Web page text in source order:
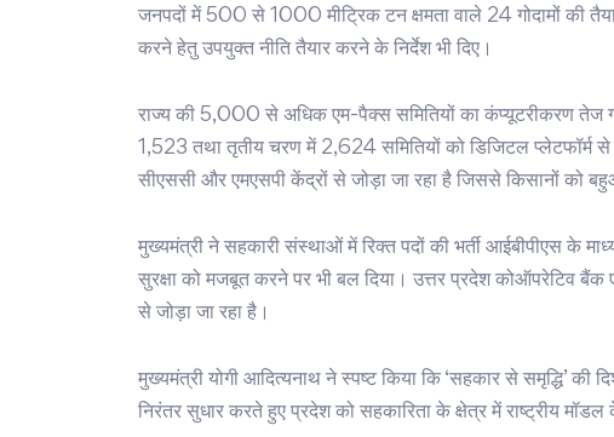
जनपदों में 500 से 1000 मीट्रिक टन क्षमता वाले 24 गोदामों की
करने हेतु उपयुक्त नीति तैयार करने के निर्देश भी दिए।
राज्य की 5,000 से अधिक एम-पैक्स समितियों का कंप्यूटरीकरण तेज
1,523 तथा तृतीय चरण में 2,624 समितियों को डिजिटल प्लेटफॉर्म
सीएससी और एमएसपी केंद्रों से जोड़ा जा रहा है जिससे किसानों को
मुख्यमंत्री ने सहकारी संस्थाओं में रिक्त पदों की भर्ती आईबीपीएस के
सुरक्षा को मजबूत करने पर भी बल दिया। उत्तर प्रदेश कोऑपरेटिव बैंक
से जोड़ा जा रहा है।
मुख्यमंत्री योगी आदित्यनाथ ने स्पष्ट किया कि ‘सहकार से समृद्धि’ की
निरंतर सुधार करते हुए प्रदेश को सहकारिता के क्षेत्र में राष्ट्रीय